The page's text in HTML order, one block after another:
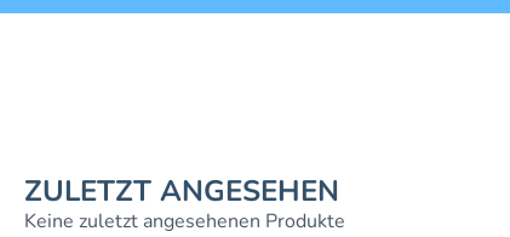
ZULETZT ANGESEHEN
Keine zuletzt angesehenen Produkte